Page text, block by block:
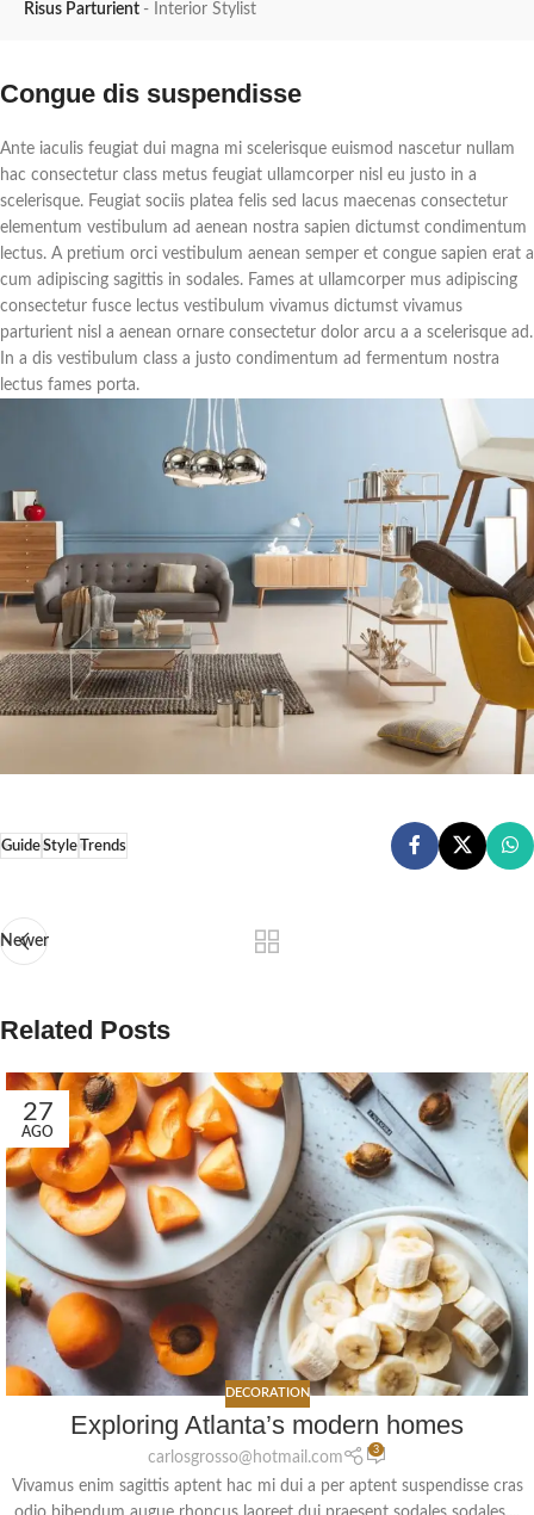
Risus Parturient Interior Stylist
Congue dis suspendisse
Ante iaculis feugiat dui magna mi scelerisque euismod nascetur nullam
hac consectetur class metus feugiat ullamcorper nisl eu justo in a
scelerisque. Feugiat sociis platea felis sed lacus maecenas consectetur
elementum vestibulum ad aenean nostra sapien dictumst condimentum
lectus. A pretium orci vestibulum aenean semper et congue sapien erat a
cum adipiscing sagittis in sodales. Fames at ullamcorper mus adipiscing
consectetur fusce lectus vestibulum vivamus dictumst vivamus
parturient nisl a aenean ornare consectetur dolor arcu a a scelerisque ad.
In a dis vestibulum class a justo condimentum ad fermentum nostra
lectus fames porta.
GuideStyleTrends
Newer
Related Posts
27
AGO
DECORATION
Exploring Atlanta’s modern homes
carlosgrosso@hotmail.com
3
Vivamus enim sagittis aptent hac mi dui a per aptent suspendisse cras